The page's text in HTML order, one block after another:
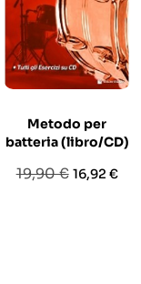
Metodo per
batteria (libro/CD)
Prezzo
19,90 € Prezzo
16,92 €